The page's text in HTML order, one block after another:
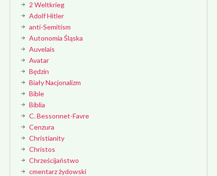
2 Weltkrieg
Adolf Hitler
anti-Semitism
Autonomia Śląska
Auvelais
Avatar
Będzin
Biały Nacjonalizm
Bible
Biblia
C. Bessonnet-Favre
Cenzura
Christianity
Christos
Chrześcijaństwo
cmentarz żydowski